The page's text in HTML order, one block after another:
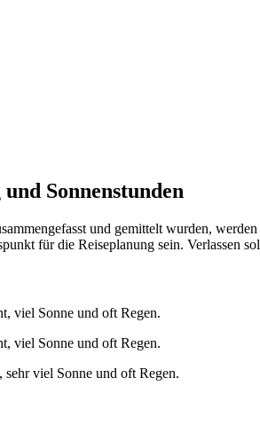
Sonnenstunden
und gemittelt wurden, werden
für die Reiseplanung sein. Verlassen
viel Sonne und oft Regen.
viel Sonne und oft Regen.
sehr viel Sonne und oft Regen.